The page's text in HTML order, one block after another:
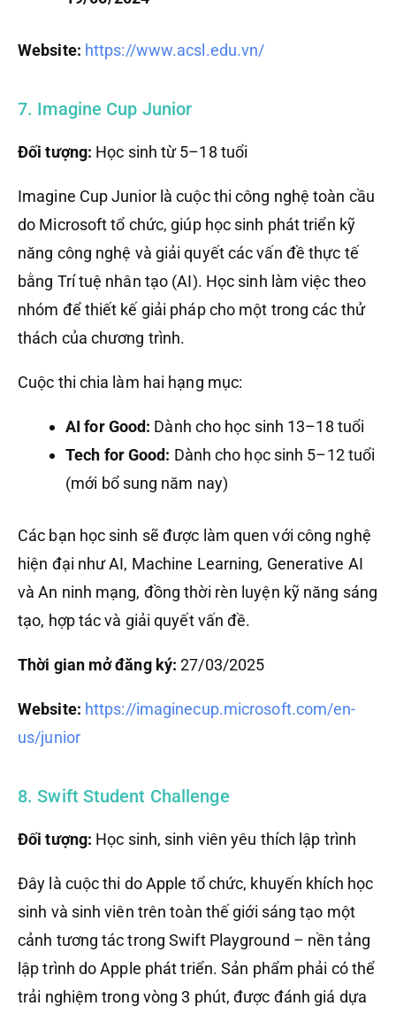
Website: https://www.acsl.edu.vn/
7. Imagine Cup Junior
Đối tượng: Học sinh từ 5–18 tuổi
Imagine Cup Junior là cuộc thi công nghệ toàn cầu
do Microsoft tổ chức, giúp học sinh phát triển kỹ
năng công nghệ và giải quyết các vấn đề thực tế
bằng Trí tuệ nhân tạo (AI). Học sinh làm việc theo
nhóm để thiết kế giải pháp cho một trong các thử
thách của chương trình.
Cuộc thi chia làm hai hạng mục:
AI for Good: Dành cho học sinh 13–18 tuổi
Tech for Good: Dành cho học sinh 5–12 tuổi
(mới bổ sung năm nay)
Các bạn học sinh sẽ được làm quen với công nghệ
hiện đại như AI, Machine Learning, Generative AI
và An ninh mạng, đồng thời rèn luyện kỹ năng sáng
tạo, hợp tác và giải quyết vấn đề.
Thời gian mở đăng ký: 27/03/2025
Website: https://imaginecup.microsoft.com/en-
us/junior
8. Swift Student Challenge
Đối tượng: Học sinh, sinh viên yêu thích lập trình
Đây là cuộc thi do Apple tổ chức, khuyến khích học
sinh và sinh viên trên toàn thế giới sáng tạo một
cảnh tương tác trong Swift Playground – nền tảng
lập trình do Apple phát triển. Sản phẩm phải có thể
trải nghiệm trong vòng 3 phút, được đánh giá dựa